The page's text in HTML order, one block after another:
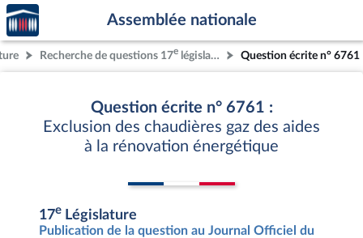
Aller au contenu
Aller en bas de la page
Accèder
à la
page
d'accueil
Assemblée nationale
Recherche de questions 17e législature Question écrite n° 6761
Question écrite n° 6761 :
Exclusion des chaudières gaz des aides
à la rénovation énergétique
17e Législature
Publication de la question au Journal Officiel du